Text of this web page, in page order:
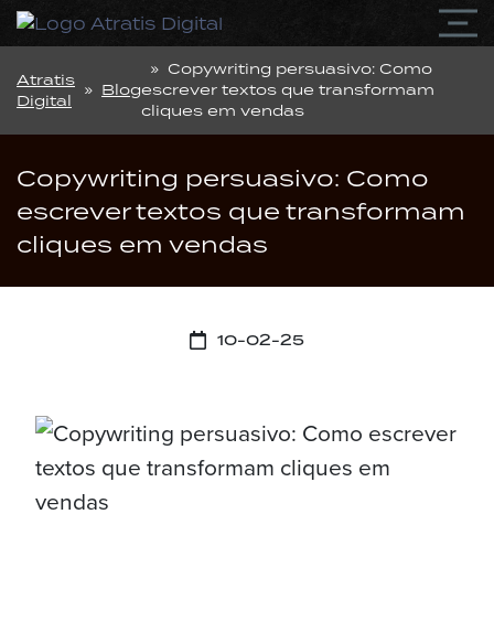
Atratis
Digital
» Blog
» Copywriting persuasivo: Como
escrever textos que transformam
cliques em vendas
Copywriting persuasivo: Como
escrever textos que transformam
cliques em vendas
10-02-25